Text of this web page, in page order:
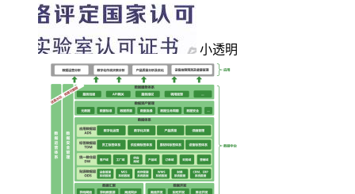
小透明